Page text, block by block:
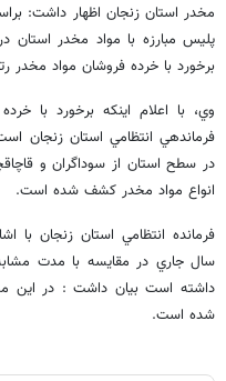
مخدر استان زنجان اظهار داشت:
برخورد با خرده فروشان مواد
وي، با اعلام اينكه برخورد با
انواع مواد مخدر كشف شده است.
سال جاري در مقايسه با مدت
شده است.